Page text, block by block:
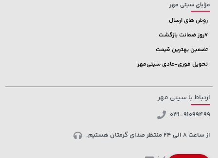
مزایای سیتی مهر
روش های ارسال
7روز ضمانت بازگشت
تضمین بهترین قیمت
تحویل فوری-عادی سیتی‌مهر
ارتباط با سیتی مهر
031-91099499
از ساعت 8 الی 24 منتظر صدای گرمتان هستیم.